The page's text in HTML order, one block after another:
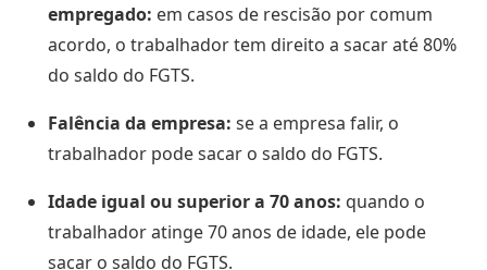
empregado: em casos de rescisão por comum
acordo, o trabalhador tem direito a sacar até 80%
do saldo do FGTS.
Falência da empresa: se a empresa falir, o
trabalhador pode sacar o saldo do FGTS.
Idade igual ou superior a 70 anos: quando o
trabalhador atinge 70 anos de idade, ele pode
sacar o saldo do FGTS.